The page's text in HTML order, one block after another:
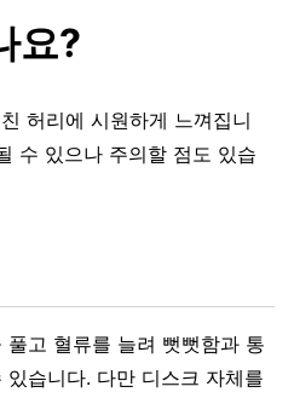
요?
허리에 시원하게 느껴집니
수 있으나 주의할 점도 있습
고 혈류를 늘려 뻣뻣함과 통
습니다. 다만 디스크 자체를